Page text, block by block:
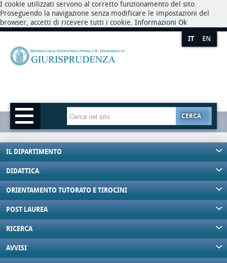
I cookie utilizzati servono al corretto funzionamento del sito.
Proseguendo la navigazione senza modificare le impostazioni del
browser, accetti di ricevere tutti i cookie. Informazioni Ok
IT EN
CERCA
IL DIPARTIMENTO
DIDATTICA
ORIENTAMENTO TUTORATO E TIROCINI
POST LAUREA
RICERCA
AVVISI